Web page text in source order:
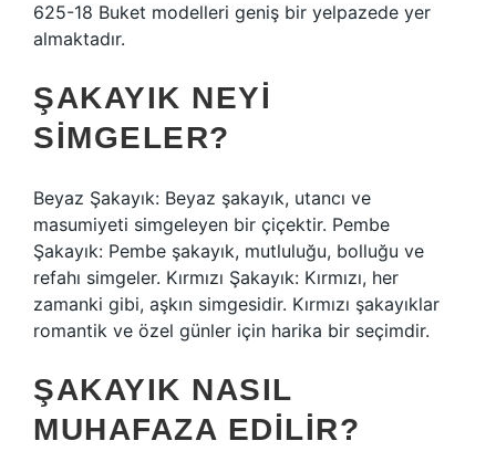
625-18 Buket modelleri geniş bir yelpazede yer
almaktadır.
ŞAKAYIK NEYI
SIMGELER?
Beyaz Şakayık: Beyaz şakayık, utancı ve
masumiyeti simgeleyen bir çiçektir. Pembe
Şakayık: Pembe şakayık, mutluluğu, bolluğu ve
refahı simgeler. Kırmızı Şakayık: Kırmızı, her
zamanki gibi, aşkın simgesidir. Kırmızı şakayıklar
romantik ve özel günler için harika bir seçimdir.
ŞAKAYIK NASIL
MUHAFAZA EDILIR?